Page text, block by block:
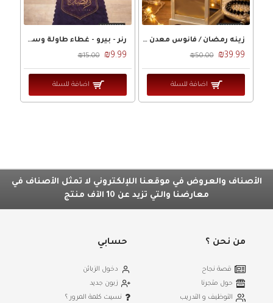
زينه رمضان / فانوس معدن بيج وجه زجاج عاكس
₪39.99
₪50.00
اضافة للسلة
رنر - بيرو - غطاء طاولة وسط رمضاني مطبوع مع وجهين قرن 45 × 45 سم
₪9.99
₪15.00
اضافة للسلة
الأصناف والعروض في موقعنا اللإلكتروني لا تمثل الأصناف في
معارضنا والتي تزيد عن 10 الآف منتج
من نحن ؟
قصة نجاح
حول متجرنا
التوظيف و التدريب
حسابي
دخول الزبائن
زبون جديد
نسيت كلمة المرور ؟